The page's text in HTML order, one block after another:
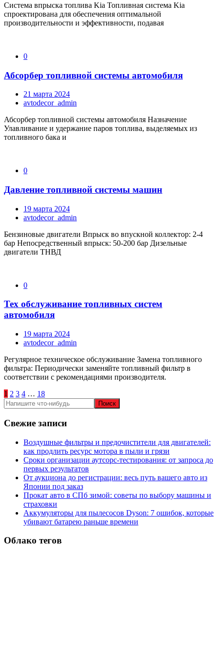
Система впрыска топлива Kia Топливная система Kia
спроектирована для обеспечения оптимальной
производительности и эффективности, подавая
0
Абсорбер топливной системы автомобиля
21 марта 2024
avtodecor_admin
Абсорбер топливной системы автомобиля Назначение
Улавливание и удержание паров топлива, выделяемых из
топливного бака и
0
Давление топливной системы машин
19 марта 2024
avtodecor_admin
Бензиновые двигатели Впрыск во впускной коллектор: 2-4
бар Непосредственный впрыск: 50-200 бар Дизельные
двигатели ТНВД
0
Тех обслуживание топливных систем
автомобиля
19 марта 2024
avtodecor_admin
Регулярное техническое обслуживание Замена топливного
фильтра: Периодически заменяйте топливный фильтр в
соответствии с рекомендациями производителя.
Пагинация
записей
1 2 3 4 … 18
Свежие записи
Воздушные фильтры и предочистители для двигателей:
как продлить ресурс мотора в пыли и грязи
Сроки организации аутсорс‑тестирования: от запроса до
первых результатов
От аукциона до регистрации: весь путь вашего авто из
Японии под заказ
Прокат авто в СПб зимой: советы по выбору машины и
страховки
Аккумуляторы для пылесосов Dyson: 7 ошибок, которые
убивают батарею раньше времени
Облако тегов